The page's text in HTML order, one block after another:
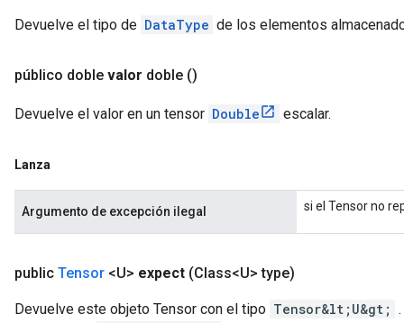
Devuelve el tipo de DataType de los elementos
público doble valor doble ()
Devuelve el valor en un tensor Double escalar.
Lanza
Argumento de excepción ilegal si el Tensor no
public Tensor <U> expect (Class<U> type)
Devuelve este objeto Tensor con el tipo Tensor&lt;U&gt;